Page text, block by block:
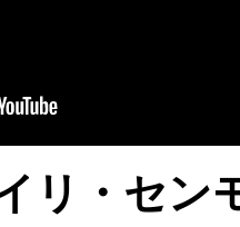
リ・セン